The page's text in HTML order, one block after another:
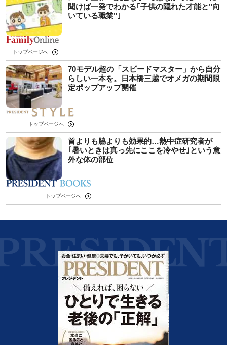
聞けば一発でわかる｢子供の隠れた才能と"向
いている職業"｣
トップページへ
70モデル超の「スピードマスター」から自分
らしい一本を。日本橋三越でオメガの期間限
定ポップアップ開催
トップページへ
首よりも脇よりも効果的…熱中症研究者が
｢暑いときは真っ先にここを冷やせ｣という意
外な体の部位
トップページへ